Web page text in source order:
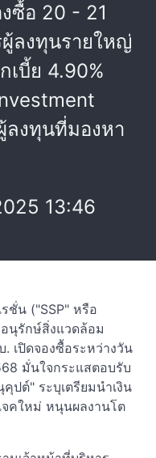
ซื้อ 20 - 21
ลงทุนรายใหญ่
เบี้ย 4.90%
ลงทุนที่มองหา
13:46
ชั่น ("SSP" หรือ
นุรักษ์สิ่งแวดล้อม
เปิดจองซื้อระหว่างวัน
มั่นใจกระแสตอบรับ
ปต์" ระบุเตรียมนำเงิน
จคใหม่ หนุนผลงานโต